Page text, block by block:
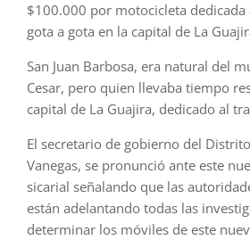
$100.000 por motocicleta dedicada
gota a gota en la capital de La
San Juan Barbosa, era natural del
Cesar, pero quien llevaba tiempo
capital de La Guajira, dedicado al
El secretario de gobierno del
Vanegas, se pronunció ante este
sicarial señalando que las
están adelantando todas las
determinar los móviles de este